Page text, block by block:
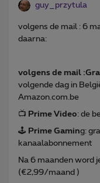
guy_przytula
volgens de mail : 6
daarna:
volgens de mail
volgende dag in
Amazon.com.be
📺 Prime Video: de
🕹️ Prime Gaming:
kanaalabonnement
Na 6 maanden word
(€2,99/maand )